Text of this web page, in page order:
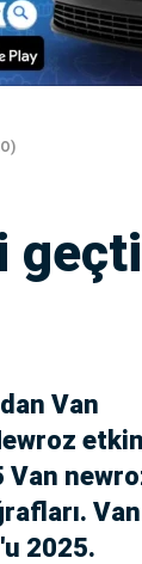
geçti
Van
Van
2025.